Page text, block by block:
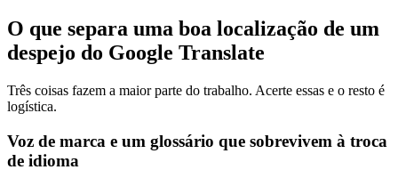
O que separa uma boa localização de um
despejo do Google Translate
Três coisas fazem a maior parte do trabalho. Acerte essas e o resto é
logística.
Voz de marca e um glossário que sobrevivem à troca
de idioma